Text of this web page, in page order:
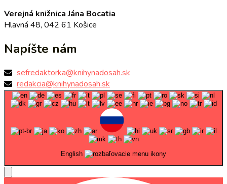
Verejná knižnica Jána Bocatia
Hlavná 48, 042 61 Košice
Napíšte nám
sefredaktorka@knihynadosah.sk
redakcia@knihynadosah.sk
English